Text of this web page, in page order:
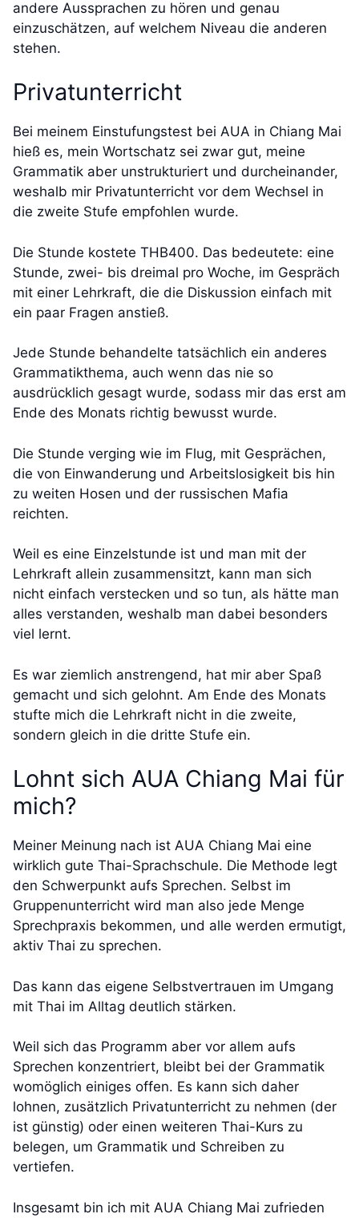
andere Aussprachen zu hören und genau
einzuschätzen, auf welchem Niveau die anderen
stehen.
Privatunterricht
Bei meinem Einstufungstest bei AUA in Chiang Mai
hieß es, mein Wortschatz sei zwar gut, meine
Grammatik aber unstrukturiert und durcheinander,
weshalb mir Privatunterricht vor dem Wechsel in
die zweite Stufe empfohlen wurde.
Die Stunde kostete THB400. Das bedeutete: eine
Stunde, zwei- bis dreimal pro Woche, im Gespräch
mit einer Lehrkraft, die die Diskussion einfach mit
ein paar Fragen anstieß.
Jede Stunde behandelte tatsächlich ein anderes
Grammatikthema, auch wenn das nie so
ausdrücklich gesagt wurde, sodass mir das erst am
Ende des Monats richtig bewusst wurde.
Die Stunde verging wie im Flug, mit Gesprächen,
die von Einwanderung und Arbeitslosigkeit bis hin
zu weiten Hosen und der russischen Mafia
reichten.
Weil es eine Einzelstunde ist und man mit der
Lehrkraft allein zusammensitzt, kann man sich
nicht einfach verstecken und so tun, als hätte man
alles verstanden, weshalb man dabei besonders
viel lernt.
Es war ziemlich anstrengend, hat mir aber Spaß
gemacht und sich gelohnt. Am Ende des Monats
stufte mich die Lehrkraft nicht in die zweite,
sondern gleich in die dritte Stufe ein.
Lohnt sich AUA Chiang Mai für
mich?
Meiner Meinung nach ist AUA Chiang Mai eine
wirklich gute Thai-Sprachschule. Die Methode legt
den Schwerpunkt aufs Sprechen. Selbst im
Gruppenunterricht wird man also jede Menge
Sprechpraxis bekommen, und alle werden ermutigt,
aktiv Thai zu sprechen.
Das kann das eigene Selbstvertrauen im Umgang
mit Thai im Alltag deutlich stärken.
Weil sich das Programm aber vor allem aufs
Sprechen konzentriert, bleibt bei der Grammatik
womöglich einiges offen. Es kann sich daher
lohnen, zusätzlich Privatunterricht zu nehmen (der
ist günstig) oder einen weiteren Thai-Kurs zu
belegen, um Grammatik und Schreiben zu
vertiefen.
Insgesamt bin ich mit AUA Chiang Mai zufrieden